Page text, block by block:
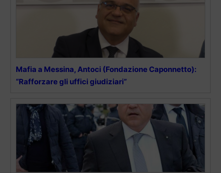
Mafia a Messina, Antoci (Fondazione Caponnetto):
“Rafforzare gli uffici giudiziari”